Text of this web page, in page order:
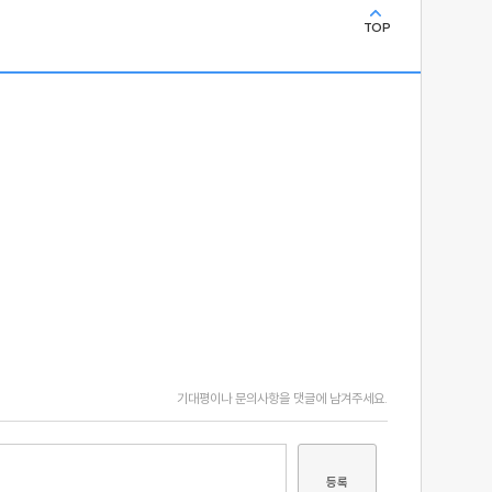
TOP
기대평이나 문의사항을 댓글에 남겨주세요.